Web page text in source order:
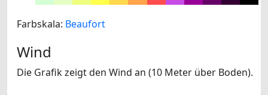
Farbskala: Beaufort
Wind
Die Grafik zeigt den Wind an (10 Meter über Boden).